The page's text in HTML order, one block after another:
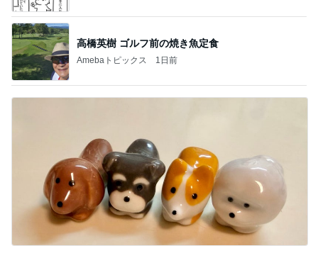
高橋英樹 ゴルフ前の焼き魚定食
Amebaトピックス 1日前